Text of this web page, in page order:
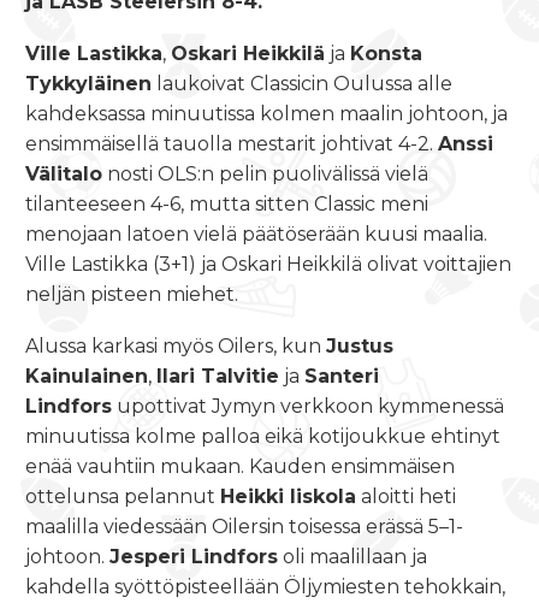
Ville Lastikka, Oskari Heikkilä ja Konsta
Tykkyläinen laukoivat Classicin Oulussa alle
kahdeksassa minuutissa kolmen maalin johtoon, ja
ensimmäisellä tauolla mestarit johtivat 4-2. Anssi
Välitalo nosti OLS:n pelin puolivälissä vielä
tilanteeseen 4-6, mutta sitten Classic meni
menojaan latoen vielä päätöserään kuusi maalia.
Ville Lastikka (3+1) ja Oskari Heikkilä olivat voittajien
neljän pisteen miehet.
Alussa karkasi myös Oilers, kun Justus
Kainulainen, Ilari Talvitie ja Santeri
Lindfors upottivat Jymyn verkkoon kymmenessä
minuutissa kolme palloa eikä kotijoukkue ehtinyt
enää vauhtiin mukaan. Kauden ensimmäisen
ottelunsa pelannut Heikki Iiskola aloitti heti
maalilla viedessään Oilersin toisessa erässä 5–1-
johtoon. Jesperi Lindfors oli maalillaan ja
kahdella syöttöpisteellään Öljymiesten tehokkain,